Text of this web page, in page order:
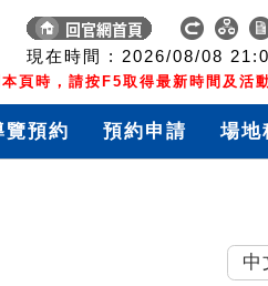
現在時間 : 2026/08/08
頁時，請按F5取得最新時間及活
覽預約 預約申請 場地